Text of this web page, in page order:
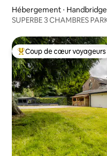
Hébergement ⋅ Handbridge
SUPERBE 3 CHAMBRES
Coups de cœur voyageurs
Coup de cœur voyageurs